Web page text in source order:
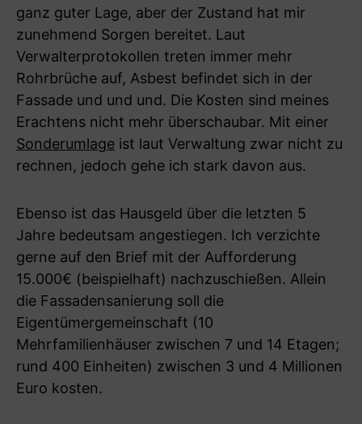
ganz guter Lage, aber der Zustand hat mir
zunehmend Sorgen bereitet. Laut
Verwalterprotokollen treten immer mehr
Rohrbrüche auf, Asbest befindet sich in der
Fassade und und und. Die Kosten sind meines
Erachtens nicht mehr überschaubar. Mit einer
Sonderumlage ist laut Verwaltung zwar nicht zu
rechnen, jedoch gehe ich stark davon aus.
Ebenso ist das Hausgeld über die letzten 5
Jahre bedeutsam angestiegen. Ich verzichte
gerne auf den Brief mit der Aufforderung
15.000€ (beispielhaft) nachzuschießen. Allein
die Fassadensanierung soll die
Eigentümergemeinschaft (10
Mehrfamilienhäuser zwischen 7 und 14 Etagen;
rund 400 Einheiten) zwischen 3 und 4 Millionen
Euro kosten.